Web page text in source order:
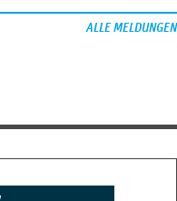
ALLE MELDUNGEN